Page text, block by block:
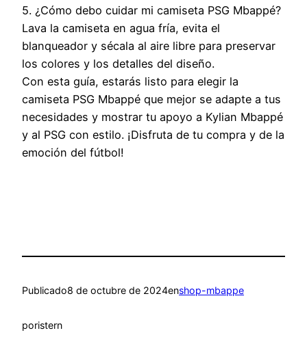
5. ¿Cómo debo cuidar mi camiseta PSG Mbappé?
Lava la camiseta en agua fría, evita el
blanqueador y sécala al aire libre para preservar
los colores y los detalles del diseño.
Con esta guía, estarás listo para elegir la
camiseta PSG Mbappé que mejor se adapte a tus
necesidades y mostrar tu apoyo a Kylian Mbappé
y al PSG con estilo. ¡Disfruta de tu compra y de la
emoción del fútbol!
Publicado8 de octubre de 2024enshop-mbappe
poristern